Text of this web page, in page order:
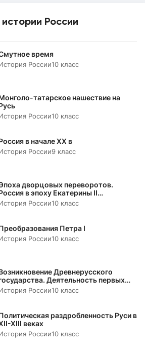
России
время
России10 класс
татарское нашествие на
России10 класс
в начале XX в
России9 класс
дворцовых переворотов.
в эпоху Екатерины II
абсолютизм»
России10 класс
Петра I
России10 класс
Древнерусского
Деятельность первых
князей
России10 класс
раздробленность Руси в
XIII веках
России10 класс